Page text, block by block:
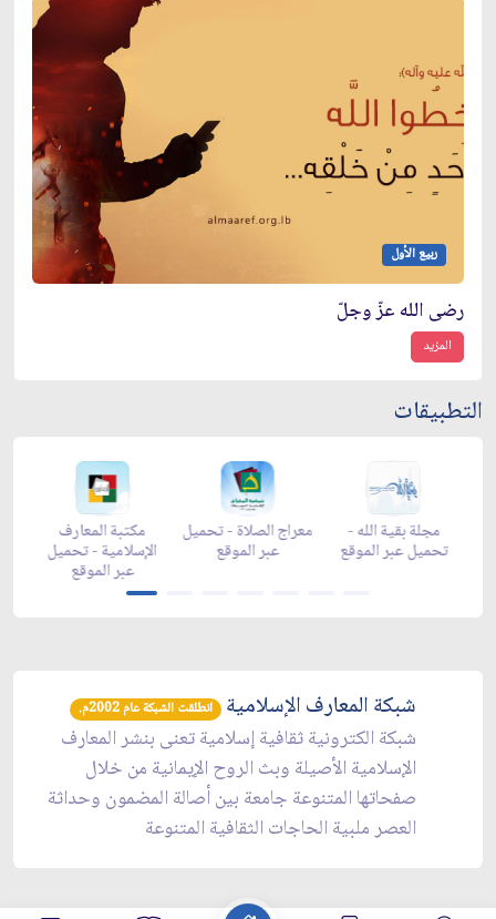
ربيع الأول
رضى الله عزّ وجلّ
المزيد
التطبيقات
معراج الصلاة - تحميل
عبر الموقع
مجلة بقية الله -
تحميل عبر الموقع
زاد شهر رمضان -
تحميل عبر الموقع
شبكة المعارف الإسلامية انطلقت الشبكة عام 2002م.
شبكة الكترونية ثقافية إسلامية تعنى بنشر المعارف
الإسلامية الأصيلة وبث الروح الإيمانية من خلال
صفحاتها المتنوعة جامعة بين أصالة المضمون وحداثة
العصر ملبية الحاجات الثقافية المتنوعة